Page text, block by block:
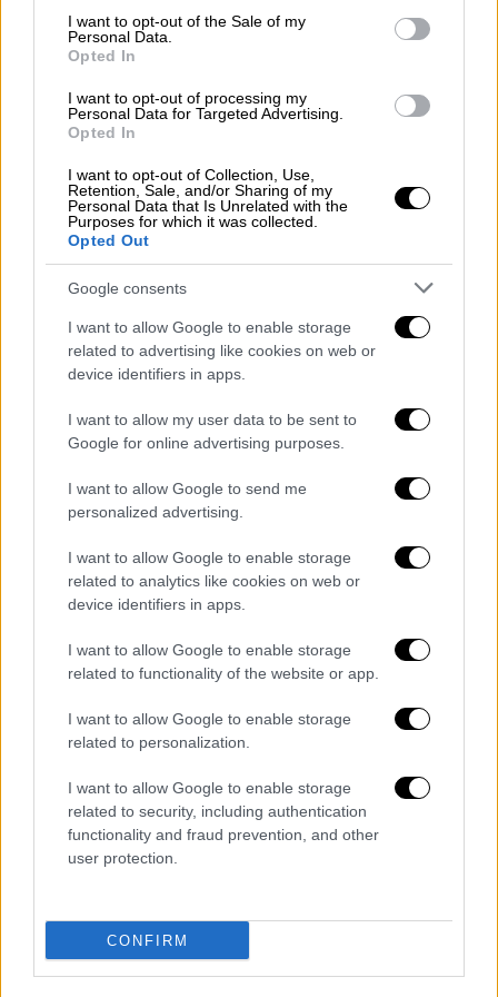
consent section.
I want to opt-out of the Sale of my
Personal Data.
Opted In
I want to opt-out of processing my
Personal Data for Targeted Advertising.
Opted In
I want to opt-out of Collection, Use,
Retention, Sale, and/or Sharing of my
Personal Data that Is Unrelated with the
Purposes for which it was collected.
Opted Out
Google consents
I want to allow Google to enable storage
related to advertising like cookies on web or
device identifiers in apps.
I want to allow my user data to be sent to
Google for online advertising purposes.
I want to allow Google to send me
personalized advertising.
I want to allow Google to enable storage
related to analytics like cookies on web or
device identifiers in apps.
I want to allow Google to enable storage
related to functionality of the website or app.
I want to allow Google to enable storage
related to personalization.
I want to allow Google to enable storage
related to security, including authentication
functionality and fraud prevention, and other
user protection.
CONFIRM
ματιά.
Η Αργεντινή Selva Almada συναντά τη δημοσιογράφο Τίνα
Μανδηλαρά, την Παρασκευή 27 Μαρτίου στις 18:00, στις
κοινωνικά αδιέξοδα, φωτίζοντας τον τρόπο με τον οποίο το
τοπικό μετατρέπεται σε παγκόσμια λογοτεχνική εμπειρία.
Είσοδος Ελεύθερη
Τα βιβλία που φωτίζουν την
κοινωνία και τις γυναίκες
Ένα άλλο έργο που έφερε τη Selva Almada
στο προσκήνιο του διεθνούς διαλόγου είναι
το βιβλίο«Νεκρά Κορίτσια» (εκδ.
Κλειδάριθμος, Μτφ. Αγγελική Βασιλάκου)
Κυκλοφόρησε το 2014 και προκάλεσε μεγάλη
συζήτηση. Στις σελίδες του παρουσιάζονται
τρεις πραγματικές δολοφονίες έφηβων
κοριτσιών που έγιναν στην Αργεντινή τη
συγκλόνισαν την κοινωνία της χώρας. Για τις
ανάγκες του βιβλίου, η συγγραφέας έκανε
έρευνα σε επαρχιακές περιοχές της
στοιχεία και προσπάθησε να καταλάβει το
κοινωνικό πλαίσιο μέσα στο οποίο συνέβησαν
αυτά τα εγκλήματα. Το αποτέλεσμα είναιένα